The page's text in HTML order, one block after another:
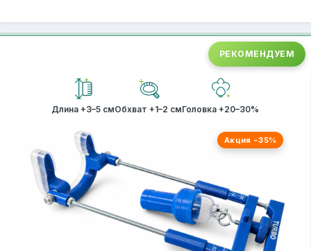
РЕКОМЕНДУЕМ
Длина +3–5 смОбхват +1–2 смГоловка +20–30%
Акция −35%